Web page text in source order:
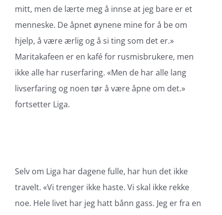
mitt, men de lærte meg å innse at jeg bare er et
menneske. De åpnet øynene mine for å be om
hjelp, å være ærlig og å si ting som det er.»
Maritakafeen er en kafé for rusmisbrukere, men
ikke alle har ruserfaring. «Men de har alle lang
livserfaring og noen tør å være åpne om det.»
fortsetter Liga.
Selv om Liga har dagene fulle, har hun det ikke
travelt. «Vi trenger ikke haste. Vi skal ikke rekke
noe. Hele livet har jeg hatt bånn gass. Jeg er fra en